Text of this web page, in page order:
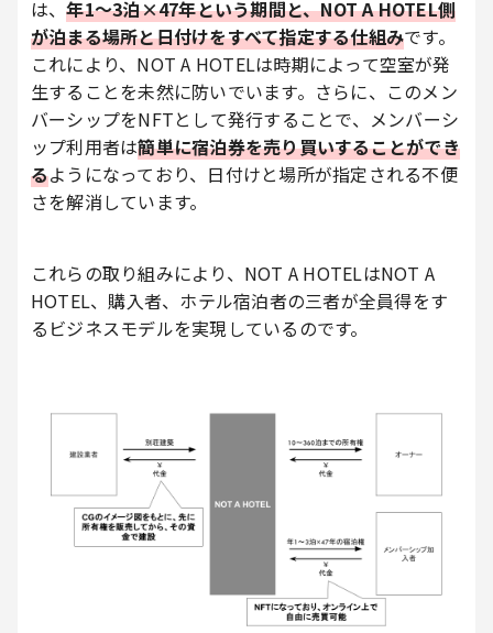
は、年1〜3泊×47年という期間と、NOT A HOTEL側
が泊まる場所と日付けをすべて指定する仕組みです。
これにより、NOT A HOTELは時期によって空室が発
生することを未然に防いでいます。さらに、このメン
バーシップをNFTとして発行することで、メンバーシ
ップ利用者は簡単に宿泊券を売り買いすることができ
るようになっており、日付けと場所が指定される不便
さを解消しています。
これらの取り組みにより、NOT A HOTELはNOT A
HOTEL、購入者、ホテル宿泊者の三者が全員得をす
るビジネスモデルを実現しているのです。